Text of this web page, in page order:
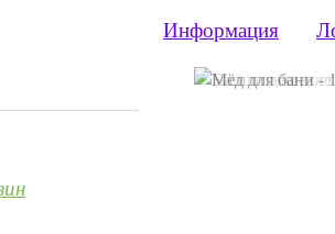
Информация